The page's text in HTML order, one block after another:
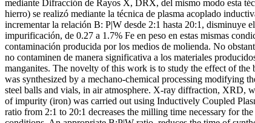
mediante Difracción de Rayos X, DRX, del mismo modo esta
hierro) se realizó mediante la técnica de plasma acoplado
incrementar la relación B: P|W desde 2:1 hasta 20:1, disminuye
impurificación, de 0.27 a 1.7% Fe en peso en estas mismas
contaminación producida por los medios de molienda. No
no contaminen de manera significativa a los materiales
manganites. The novelty of this work is to study the effect of
was synthesized by a mechano-chemical processing modifying
steel balls and vials, in air atmosphere. X-ray diffraction, XRD,
of impurity (iron) was carried out using Inductively Coupled
ratio from 2:1 to 20:1 decreases the milling time necessary for